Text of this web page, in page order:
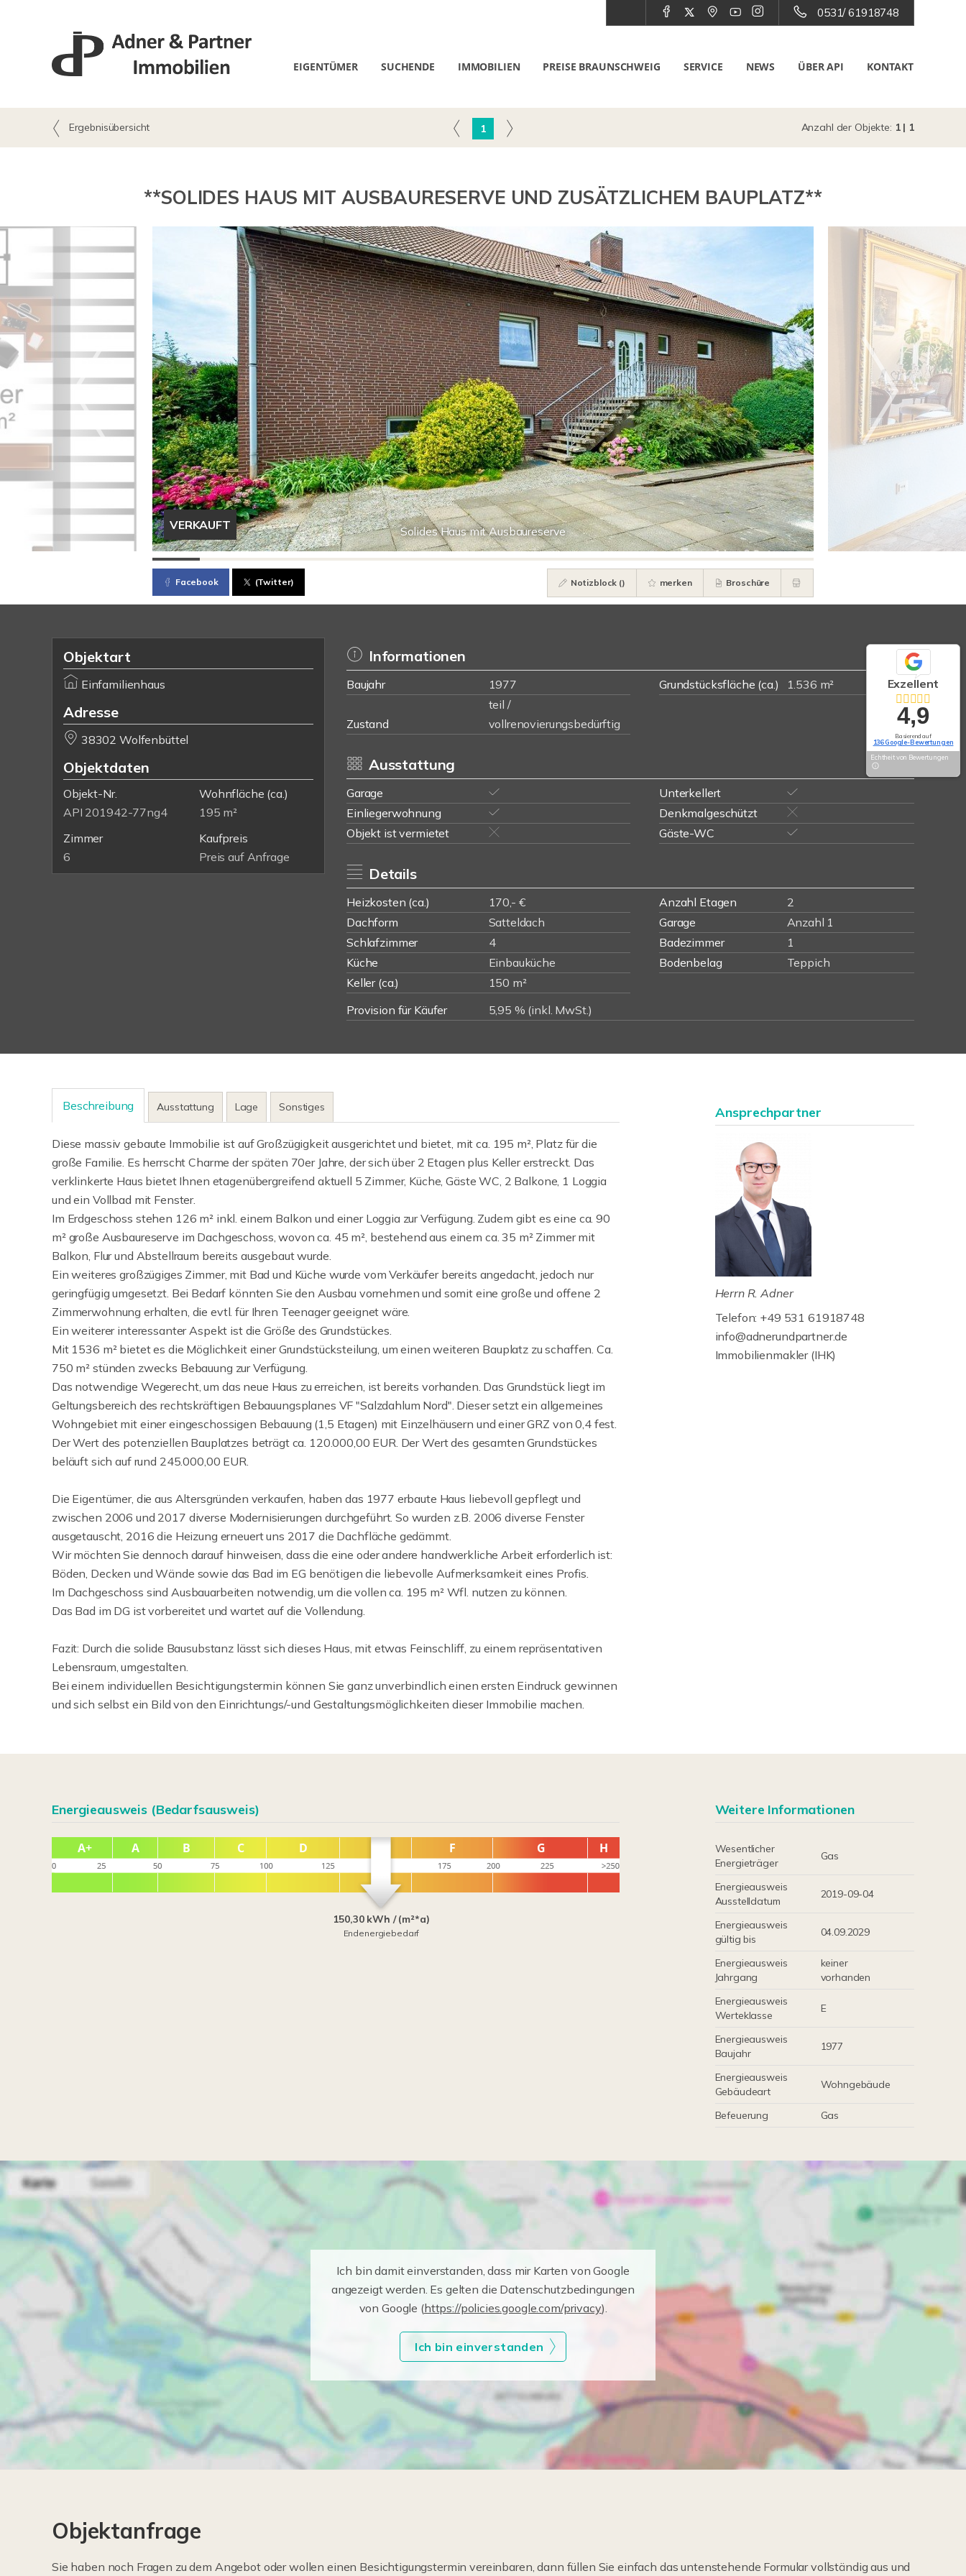
0531/ 61918748
EIGENTÜMER SUCHENDE IMMOBILIEN PREISE BRAUNSCHWEIG SERVICE NEWS ÜBER API KONTAKT
Ergebnisübersicht 1 Anzahl der Objekte: 1 | 1
**SOLIDES HAUS MIT AUSBAURESERVE UND ZUSÄTZLICHEM BAUPLATZ**
Solides Haus mit Ausbaureserve
VERKAUFT
Facebook (Twitter) Notizblock () merken Broschüre
Objektart
Einfamilienhaus
Adresse
38302 Wolfenbüttel
Objektdaten
Objekt-Nr.
API 201942-77ng4
Wohnfläche (ca.)
195 m²
Zimmer
6
Kaufpreis
Preis auf Anfrage
Informationen
Baujahr 1977 Grundstücksfläche (ca.) 1.536 m²
Zustand
teil /
vollrenovierungsbedürftig
Ausstattung
Garage
Unterkellert
Einliegerwohnung
Denkmalgeschützt
Objekt ist vermietet
Gäste-WC
Details
Heizkosten (ca.) 170,- € Anzahl Etagen
2
Dachform
Satteldach Garage
Anzahl 1
Schlafzimmer
4 Badezimmer
1
Küche
Einbauküche Bodenbelag
Teppich
Keller (ca.)
150 m²
Provision für Käufer
5,95 % (inkl. MwSt.)
Beschreibung Ausstattung Lage Sonstiges
Diese massiv gebaute Immobilie ist auf Großzügigkeit ausgerichtet und bietet, mit ca. 195 m², Platz für die
große Familie. Es herrscht Charme der späten 70er Jahre, der sich über 2 Etagen plus Keller erstreckt. Das
verklinkerte Haus bietet Ihnen etagenübergreifend aktuell 5 Zimmer, Küche, Gäste WC, 2 Balkone, 1 Loggia
und ein Vollbad mit Fenster.
Im Erdgeschoss stehen 126 m² inkl. einem Balkon und einer Loggia zur Verfügung. Zudem gibt es eine ca. 90
m² große Ausbaureserve im Dachgeschoss, wovon ca. 45 m², bestehend aus einem ca. 35 m² Zimmer mit
Balkon, Flur und Abstellraum bereits ausgebaut wurde.
Ein weiteres großzügiges Zimmer, mit Bad und Küche wurde vom Verkäufer bereits angedacht, jedoch nur
geringfügig umgesetzt. Bei Bedarf könnten Sie den Ausbau vornehmen und somit eine große und offene 2
Zimmerwohnung erhalten, die evtl. für Ihren Teenager geeignet wäre.
Ein weiterer interessanter Aspekt ist die Größe des Grundstückes.
Mit 1536 m² bietet es die Möglichkeit einer Grundstücksteilung, um einen weiteren Bauplatz zu schaffen. Ca.
750 m² stünden zwecks Bebauung zur Verfügung.
Das notwendige Wegerecht, um das neue Haus zu erreichen, ist bereits vorhanden. Das Grundstück liegt im
Geltungsbereich des rechtskräftigen Bebauungsplanes VF "Salzdahlum Nord". Dieser setzt ein allgemeines
Wohngebiet mit einer eingeschossigen Bebauung (1,5 Etagen) mit Einzelhäusern und einer GRZ von 0,4 fest.
Der Wert des potenziellen Bauplatzes beträgt ca. 120.000,00 EUR. Der Wert des gesamten Grundstückes
beläuft sich auf rund 245.000,00 EUR.
Die Eigentümer, die aus Altersgründen verkaufen, haben das 1977 erbaute Haus liebevoll gepflegt und
zwischen 2006 und 2017 diverse Modernisierungen durchgeführt. So wurden z.B. 2006 diverse Fenster
ausgetauscht, 2016 die Heizung erneuert uns 2017 die Dachfläche gedämmt.
Wir möchten Sie dennoch darauf hinweisen, dass die eine oder andere handwerkliche Arbeit erforderlich ist:
Böden, Decken und Wände sowie das Bad im EG benötigen die liebevolle Aufmerksamkeit eines Profis.
Im Dachgeschoss sind Ausbauarbeiten notwendig, um die vollen ca. 195 m² Wfl. nutzen zu können.
Das Bad im DG ist vorbereitet und wartet auf die Vollendung.
Fazit: Durch die solide Bausubstanz lässt sich dieses Haus, mit etwas Feinschliff, zu einem repräsentativen
Lebensraum, umgestalten.
Bei einem individuellen Besichtigungstermin können Sie ganz unverbindlich einen ersten Eindruck gewinnen
und sich selbst ein Bild von den Einrichtungs/-und Gestaltungsmöglichkeiten dieser Immobilie machen.
Ansprechpartner
Herrn R. Adner
Telefon: +49 531 61918748
info@adnerundpartner.de
Immobilienmakler (IHK)
Energieausweis (Bedarfsausweis)
150,30 kWh / (m²*a)
Endenergiebedarf
Weitere Informationen
Wesentlicher
Energieträger
Gas
Energieausweis
Ausstelldatum
2019-09-04
Energieausweis
gültig bis
04.09.2029
Energieausweis
Jahrgang
keiner
vorhanden
Energieausweis
Werteklasse
E
Energieausweis
Baujahr
1977
Energieausweis
Gebäudeart
Wohngebäude
Befeuerung Gas
Ich bin damit einverstanden, dass mir Karten von Google
angezeigt werden. Es gelten die Datenschutzbedingungen
von Google (https://policies.google.com/privacy).
Ich bin einverstanden
Objektanfrage
Sie haben noch Fragen zu dem Angebot oder wollen einen Besichtigungstermin vereinbaren, dann füllen Sie einfach das untenstehende Formular vollständig aus und
Exzellent
4,9
Basierend auf
136 Google-Bewertungen
Echtheit von Bewertungen